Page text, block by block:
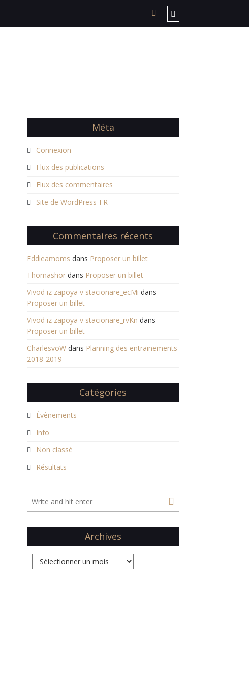
Méta
Connexion
Flux des publications
Flux des commentaires
Site de WordPress-FR
Commentaires récents
Eddieamoms dans Proposer un billet
Thomashordans Proposer un billet
Vivod iz zapoya v stacionare_ecMi dans
Proposer un billet
Vivod iz zapoya v stacionare_rvKn dans
Proposer un billet
CharlesvoWdans Planning des entrainements
2018-2019
Catégories
Évènements
Info
Non classé
Résultats
Archives
Archives